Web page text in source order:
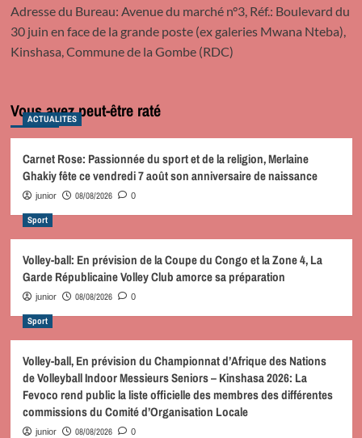
Adresse du Bureau: Avenue du marché n°3, Réf.: Boulevard du
30 juin en face de la grande poste (ex galeries Mwana Nteba),
Kinshasa, Commune de la Gombe (RDC)
Vous avez peut-être raté
ACTUALITES
Carnet Rose: Passionnée du sport et de la religion, Merlaine
Ghakiy fête ce vendredi 7 août son anniversaire de naissance
junior 08/08/2026 0
Sport
Volley-ball: En prévision de la Coupe du Congo et la Zone 4, La
Garde Républicaine Volley Club amorce sa préparation
junior 08/08/2026 0
Sport
Volley-ball, En prévision du Championnat d’Afrique des Nations
de Volleyball Indoor Messieurs Seniors – Kinshasa 2026: La
Fevoco rend public la liste officielle des membres des différentes
commissions du Comité d’Organisation Locale
junior 08/08/2026 0